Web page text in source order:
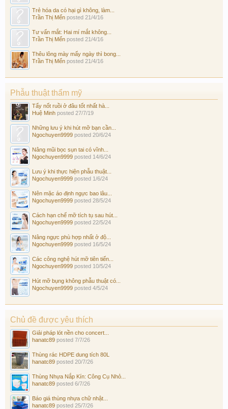
Trẻ hóa da có hại gì không, làm...
Trần Thị Mến posted 21/4/16
Tư vấn mắt: Hai mí mắt không...
Trần Thị Mến posted 21/4/16
Thêu lông mày mấy ngày thì bong...
Trần Thị Mến posted 21/4/16
Phẫu thuật thẩm mỹ
Tẩy nốt ruồi ở đâu tốt nhất hà...
Huệ Minh posted 27/7/19
Những lưu ý khi hút mỡ bạn cần...
Ngochuyen9999 posted 20/6/24
Nâng mũi bọc sụn tai có vĩnh...
Ngochuyen9999 posted 14/6/24
Lưu ý khi thực hiện phẫu thuật...
Ngochuyen9999 posted 1/6/24
Nên mặc áo định ngực bao lâu...
Ngochuyen9999 posted 28/5/24
Cách hạn chế mỡ tích tụ sau hút...
Ngochuyen9999 posted 22/5/24
Nâng ngực phù hợp nhất ở độ...
Ngochuyen9999 posted 16/5/24
Các công nghệ hút mỡ tiên tiến...
Ngochuyen9999 posted 10/5/24
Hút mỡ bụng không phẫu thuật có...
Ngochuyen9999 posted 4/5/24
Chủ đề được yêu thích
Giải pháp lót nền cho concert...
hanatc89 posted 7/7/26
Thùng rác HDPE dung tích 80L
hanatc89 posted 20/7/26
Thùng Nhựa Nắp Kín: Công Cụ Nhỏ...
hanatc89 posted 6/7/26
Báo giá thùng nhựa chữ nhật...
hanatc89 posted 25/7/26